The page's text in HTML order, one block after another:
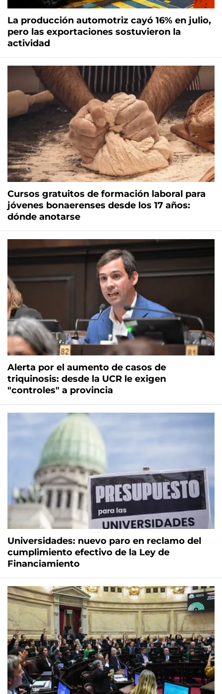
La producción automotriz cayó 16% en julio,
pero las exportaciones sostuvieron la
actividad
Cursos gratuitos de formación laboral para
jóvenes bonaerenses desde los 17 años:
dónde anotarse
Alerta por el aumento de casos de
triquinosis: desde la UCR le exigen
"controles" a provincia
Universidades: nuevo paro en reclamo del
cumplimiento efectivo de la Ley de
Financiamiento